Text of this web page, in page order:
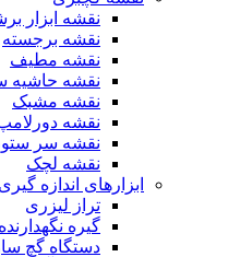
نقشه ابزار
نقشه برجسته
نقشه مطیف
نقشه حاشیه
نقشه مشبک
نقشه
نقشه سر
نقشه لچک
ابزارهای اندازه گیری
تراز لیزری
گیره
دستگاه گچ